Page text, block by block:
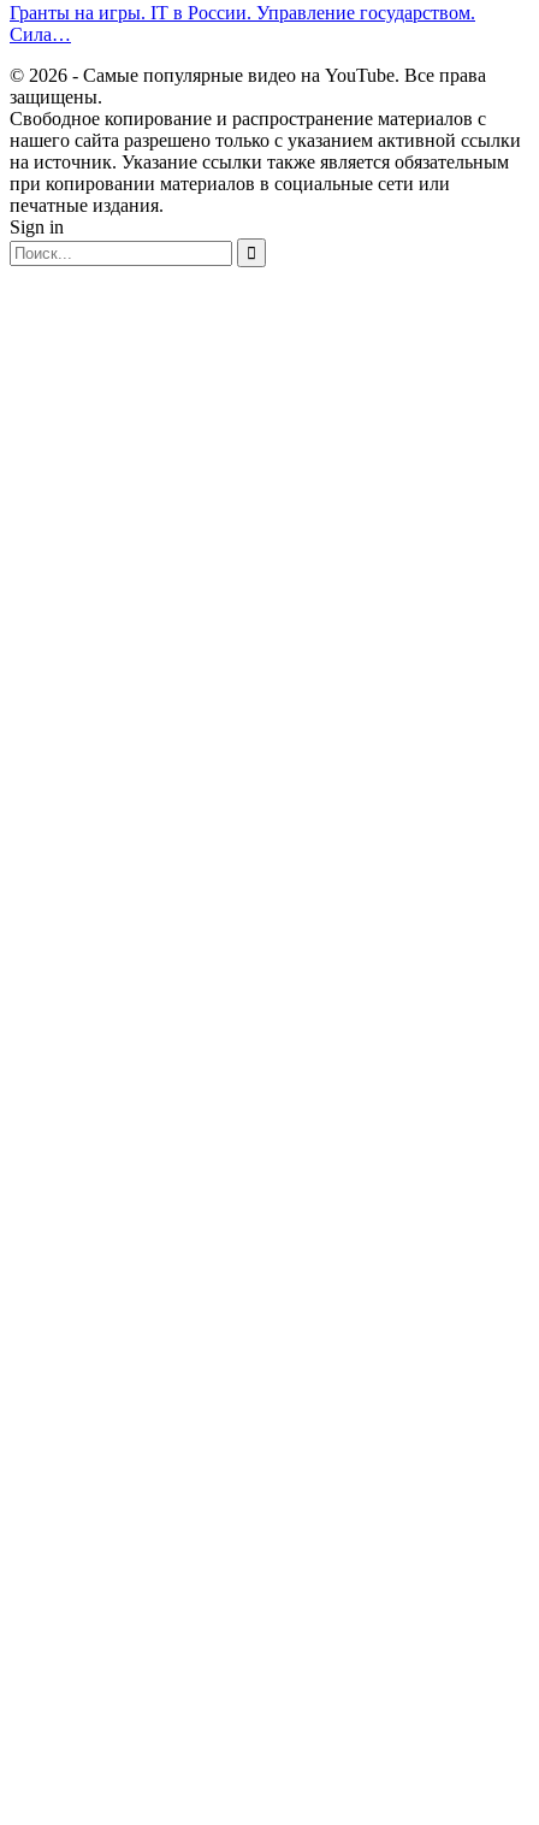
Гранты на игры. IT в России. Управление государством.
Сила…
© 2026 - Самые популярные видео на YouTube. Все права
защищены.
Свободное копирование и распространение материалов с
нашего сайта разрешено только с указанием активной ссылки
на источник. Указание ссылки также является обязательным
при копировании материалов в социальные сети или
печатные издания.
Sign in